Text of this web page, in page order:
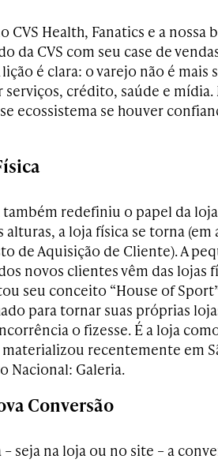
CVS Health, Fanatics e a nossa
da CVS com seu case de
é clara: o varejo não é mais
crédito, saúde e mídia.
ecossistema se houver
redefiniu o papel da
a loja física se torna (em
de Aquisição de Cliente). A
novos clientes vêm das lojas
seu conceito “House of
para tornar suas próprias
o fizesse. É a loja
recentemente em
Nacional: Galeria.
Conversão
seja na loja ou no site – a